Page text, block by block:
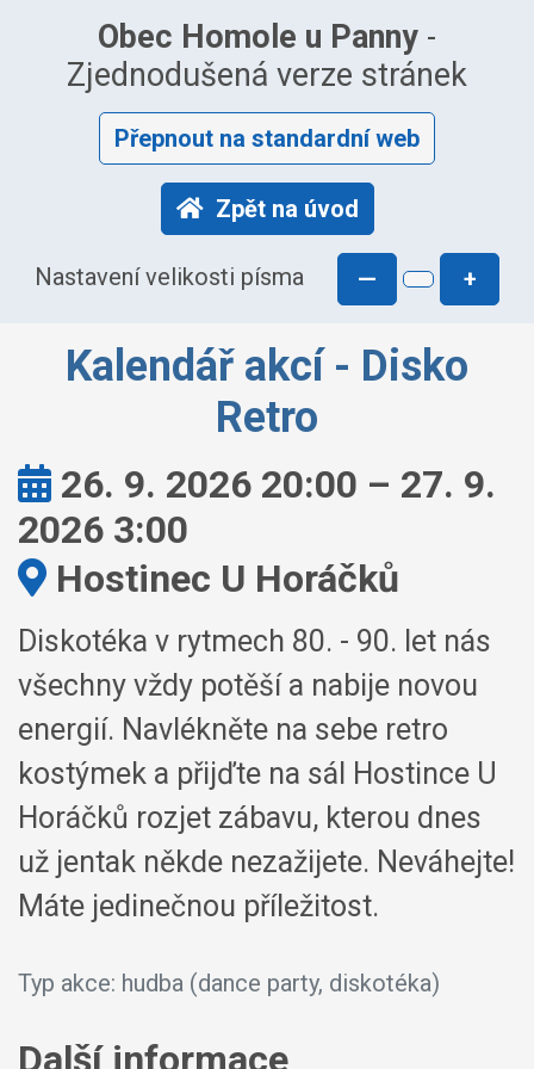
Obec Homole u Panny -
Zjednodušená verze stránek
Přepnout na standardní web
Zpět na úvod
Nastavení velikosti písma — +
Kalendář akcí - Disko
Retro
Kdy:
26. 9. 2026 20:00 – 27. 9.
2026 3:00
Kde:
Hostinec U Horáčků
Diskotéka v rytmech 80. - 90. let nás
všechny vždy potěší a nabije novou
energií. Navlékněte na sebe retro
kostýmek a přijďte na sál Hostince U
Horáčků rozjet zábavu, kterou dnes
už jentak někde nezažijete. Neváhejte!
Máte jedinečnou příležitost.
Typ akce: hudba (dance party, diskotéka)
Další informace